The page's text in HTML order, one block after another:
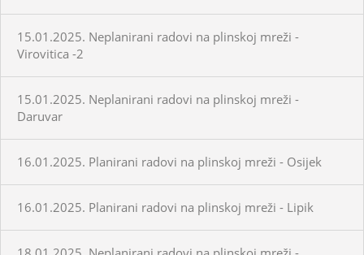
15.01.2025. Neplanirani radovi na plinskoj mreži -
Virovitica -2
15.01.2025. Neplanirani radovi na plinskoj mreži -
Daruvar
16.01.2025. Planirani radovi na plinskoj mreži - Osijek
16.01.2025. Planirani radovi na plinskoj mreži - Lipik